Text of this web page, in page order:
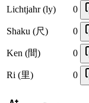
Lichtjahr (ly) 0
Shaku (尺) 0
Ken (間) 0
Ri (里) 0